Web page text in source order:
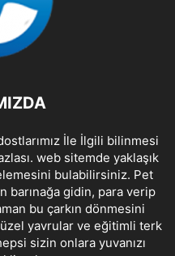
İle İlgili bilinmesi
web sitemde yaklaşık
bulabilirsiniz. Pet
barınağa gidin, para verip
bu çarkın dönmesini
yavrular ve eğitimli terk
sizin onlara yuvanızı